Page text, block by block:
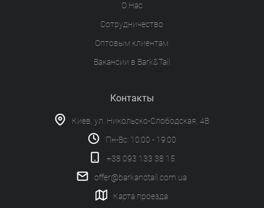
О Нас
Сотрудничество
Оптовым клиентам
Вакансии в Bark&Tail
Контакты
Киев, ул. Никольско-Слободская, 4В
Пн-Вс: 10:00 - 19:00
+38 093 133 38 15
offer@barkandtail.com.ua
Карта проезда